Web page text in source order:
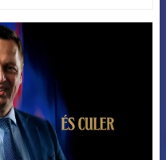
Barcelona badge